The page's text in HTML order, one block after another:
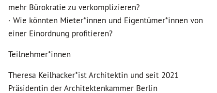
mehr Bürokratie zu verkomplizieren?
· Wie könnten Mieter*innen und Eigentümer*innen von
einer Einordnung profitieren?
Teilnehmer*innen
Theresa Keilhacker*ist Architektin und seit 2021
Präsidentin der Architektenkammer Berlin